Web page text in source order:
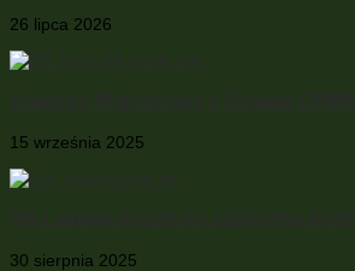
26 lipca 2026
15 września 2025
30 sierpnia 2025